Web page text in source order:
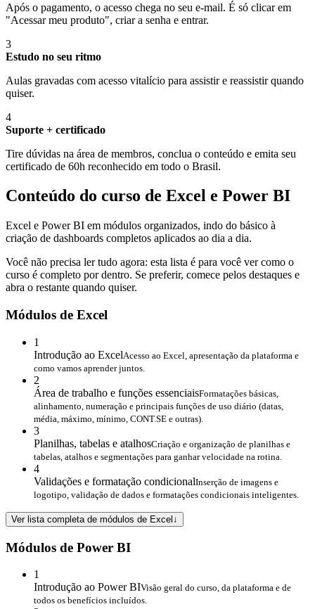
Após o pagamento, o acesso chega no seu e-mail. É só clicar em
"Acessar meu produto", criar a senha e entrar.
3
Estudo no seu ritmo
Aulas gravadas com acesso vitalício para assistir e reassistir quando
quiser.
4
Suporte + certificado
Tire dúvidas na área de membros, conclua o conteúdo e emita seu
certificado de 60h reconhecido em todo o Brasil.
Conteúdo do curso de Excel e Power BI
Excel e Power BI em módulos organizados, indo do básico à
criação de dashboards completos aplicados ao dia a dia.
Você não precisa ler tudo agora: esta lista é para você ver como o
curso é completo por dentro. Se preferir, comece pelos destaques e
abra o restante quando quiser.
Módulos de Excel
1
Introdução ao ExcelAcesso ao Excel, apresentação da plataforma e
como vamos aprender juntos.
2
Área de trabalho e funções essenciaisFormatações básicas,
alinhamento, numeração e principais funções de uso diário (datas,
média, máximo, mínimo, CONT.SE e outras).
3
Planilhas, tabelas e atalhosCriação e organização de planilhas e
tabelas, atalhos e segmentações para ganhar velocidade na rotina.
4
Validações e formatação condicionalInserção de imagens e
logotipo, validação de dados e formatações condicionais inteligentes.
Ver lista completa de módulos de Excel ↓
Módulos de Power BI
1
Introdução ao Power BIVisão geral do curso, da plataforma e de
todos os benefícios incluídos.